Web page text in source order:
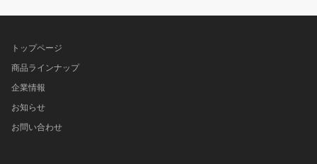
トップページ
商品ラインナップ
企業情報
お知らせ
お問い合わせ